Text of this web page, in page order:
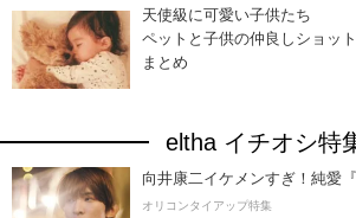
天使級に可愛い子供たち
ペットと子供の仲良しショッ
まとめ
eltha イチオシ特
向井康二イケメンすぎ！純愛
オリコンタイアップ特集